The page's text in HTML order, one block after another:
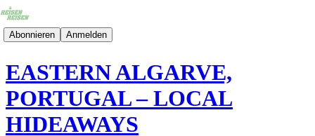
Abonnieren Anmelden
EASTERN ALGARVE,
PORTUGAL – LOCAL
HIDEAWAYS